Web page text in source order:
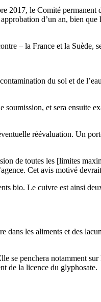
le Comité permanent
d’un an, bien que
– la France et la Suède,
du sol et de
et sera ensuite
réévaluation. Un
de toutes les [limites
Cet avis motivé
bio. Le cuivre est ainsi
les aliments et des
se penchera notamment
de la licence du glyphosate.